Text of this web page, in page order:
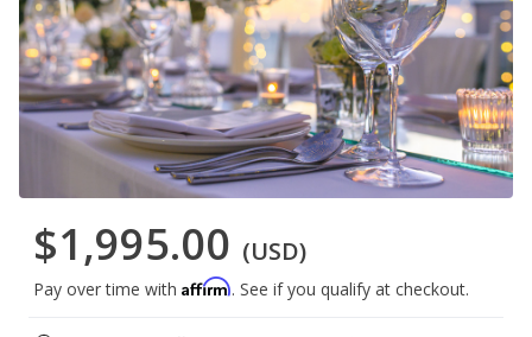
$1,995.00 (USD)
Pay over time with Affirm. See if you qualify at checkout.